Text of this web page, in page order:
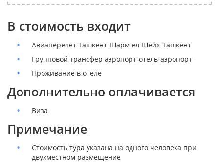
В стоимость входит
Авиаперелет Ташкент-Шарм ел Шейх-Ташкент
Групповой трансфер аэропорт-отель-аэропорт
Проживание в отеле
Дополнительно оплачивается
Виза
Примечание
Стоимость тура указана на одного человека при
двухместном размещение